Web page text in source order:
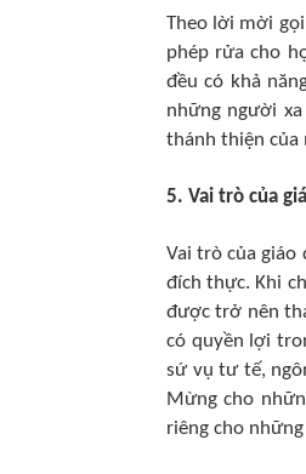
Theo lời mời
phép rửa cho
đều có khả
những người
thánh thiện của
5. Vai trò của
Vai trò của giáo
đích thực. Khi
được trở nên
có quyền lợi
sứ vụ tư tế,
Mừng cho
riêng cho